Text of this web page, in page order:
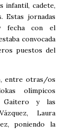
infantil, cadete,
Estas jornadas
fecha con el
convocada
puestos del
entre otras/os
olímpicos
Gaitero y las
Laura
poniendo la